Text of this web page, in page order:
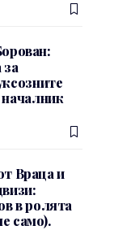
за
Враца и
в ролята
само).